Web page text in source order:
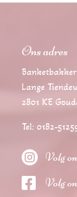
Ons adres
Lange
2801 KE
Tel: 0182-
 Volg
 Volg